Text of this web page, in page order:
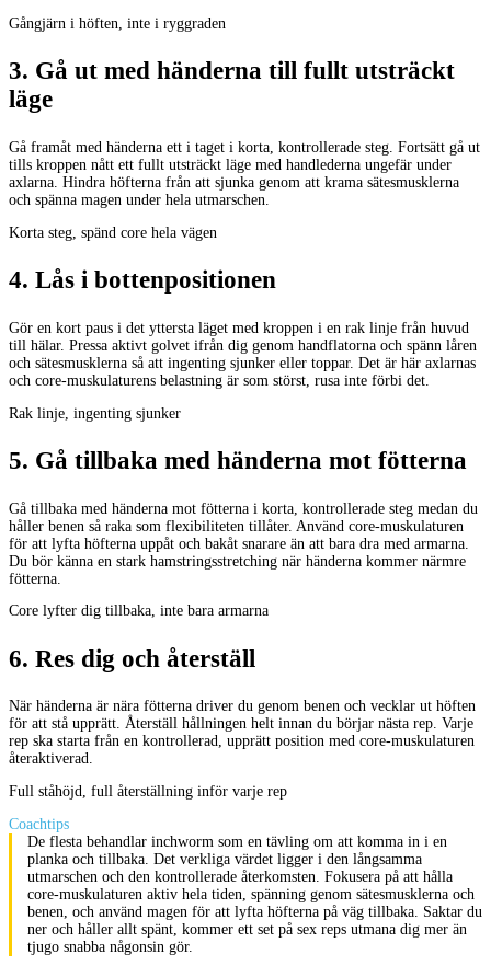
Gångjärn i höften, inte i ryggraden
3. Gå ut med händerna till fullt utsträckt
läge
Gå framåt med händerna ett i taget i korta, kontrollerade steg. Fortsätt gå ut
tills kroppen nått ett fullt utsträckt läge med handlederna ungefär under
axlarna. Hindra höfterna från att sjunka genom att krama sätesmusklerna
och spänna magen under hela utmarschen.
Korta steg, spänd core hela vägen
4. Lås i bottenpositionen
Gör en kort paus i det yttersta läget med kroppen i en rak linje från huvud
till hälar. Pressa aktivt golvet ifrån dig genom handflatorna och spänn låren
och sätesmusklerna så att ingenting sjunker eller toppar. Det är här axlarnas
och core-muskulaturens belastning är som störst, rusa inte förbi det.
Rak linje, ingenting sjunker
5. Gå tillbaka med händerna mot fötterna
Gå tillbaka med händerna mot fötterna i korta, kontrollerade steg medan du
håller benen så raka som flexibiliteten tillåter. Använd core-muskulaturen
för att lyfta höfterna uppåt och bakåt snarare än att bara dra med armarna.
Du bör känna en stark hamstringsstretching när händerna kommer närmre
fötterna.
Core lyfter dig tillbaka, inte bara armarna
6. Res dig och återställ
När händerna är nära fötterna driver du genom benen och vecklar ut höften
för att stå upprätt. Återställ hållningen helt innan du börjar nästa rep. Varje
rep ska starta från en kontrollerad, upprätt position med core-muskulaturen
återaktiverad.
Full ståhöjd, full återställning inför varje rep
Coachtips
De flesta behandlar inchworm som en tävling om att komma in i en
planka och tillbaka. Det verkliga värdet ligger i den långsamma
utmarschen och den kontrollerade återkomsten. Fokusera på att hålla
core-muskulaturen aktiv hela tiden, spänning genom sätesmusklerna och
benen, och använd magen för att lyfta höfterna på väg tillbaka. Saktar du
ner och håller allt spänt, kommer ett set på sex reps utmana dig mer än
tjugo snabba någonsin gör.